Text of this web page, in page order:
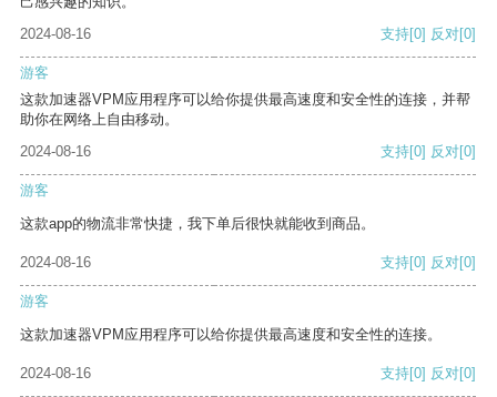
2024-08-16
支持[0] 反对[0]
游客
这款加速器VPM应用程序可以给你提供最高速度和安全性的连接，并帮
助你在网络上自由移动。
2024-08-16
支持[0] 反对[0]
游客
这款app的物流非常快捷，我下单后很快就能收到商品。
2024-08-16 支持[0] 反对[0]
游客
这款加速器VPM应用程序可以给你提供最高速度和安全性的连接。
2024-08-16 支持[0] 反对[0]